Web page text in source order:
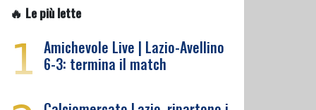
🔥 Le più lette
1 Amichevole Live | Lazio-Avellino
6-3: termina il match